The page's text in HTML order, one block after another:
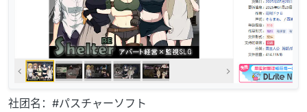
社团名：#パスチャーソフト